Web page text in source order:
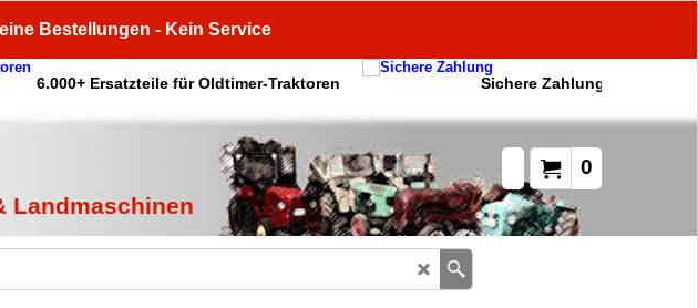
Bestellungen - Kein Service
6.000+ Ersatzteile für Oldtimer-Traktoren Sichere Zahlung
0
Landmaschinen